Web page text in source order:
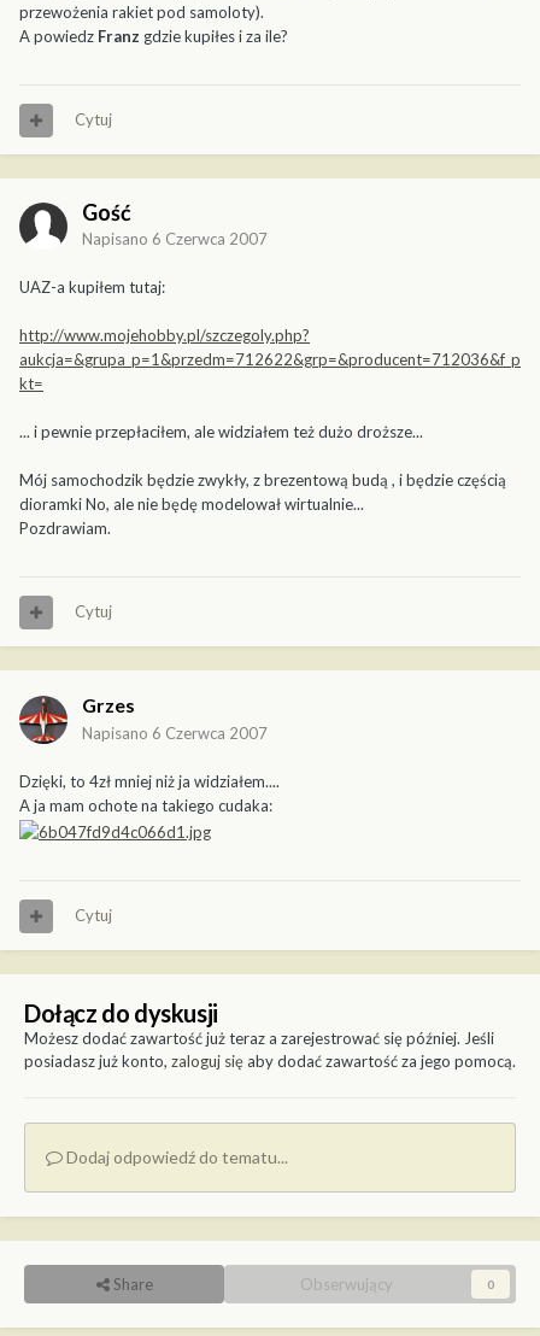
przewożenia rakiet pod samoloty).
A powiedz Franz gdzie kupiłes i za ile?
Cytuj
Gość
Napisano 6 Czerwca 2007
UAZ-a kupiłem tutaj:
http://www.mojehobby.pl/szczegoly.php?
aukcja=&grupa_p=1&przedm=712622&grp=&producent=712036&f_p
kt=
... i pewnie przepłaciłem, ale widziałem też dużo droższe...
Mój samochodzik będzie zwykły, z brezentową budą , i będzie częścią
dioramki No, ale nie będę modelował wirtualnie...
Pozdrawiam.
Cytuj
Grzes
Napisano 6 Czerwca 2007
Dzięki, to 4zł mniej niż ja widziałem....
A ja mam ochote na takiego cudaka:
Cytuj
Dołącz do dyskusji
Możesz dodać zawartość już teraz a zarejestrować się później. Jeśli
posiadasz już konto, zaloguj sięaby dodać zawartość za jego pomocą.
Dodaj odpowiedź do tematu...
Share Obserwujący 0